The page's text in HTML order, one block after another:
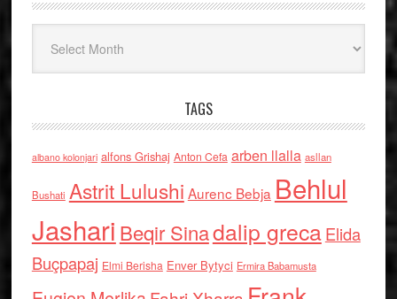
TAGS
albano kolonjari alfons Grishaj Anton Cefa arben llalla asllan
Bushati Astrit Lulushi Aurenc Bebja Behlul
Jashari Beqir Sinadalip grecaElida
Buçpapaj Elmi Berisha Enver Bytyci Ermira Babamusta